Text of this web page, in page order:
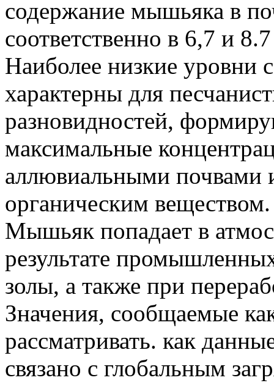
содержание мышьяка в
соответственно в 6,7 и
Наиболее низкие уровни
характерны для
разновидностей,
максимальные
аллювиальными
органическим веществом.
Мышьяк попадает в
результате
золы, а также при
Значения, сообщаемые
рассматривать. как
связано с глобальным